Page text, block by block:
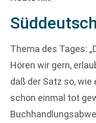
Thema des Tages:
Hören wir gern,
daß der Satz so,
schon einmal tot